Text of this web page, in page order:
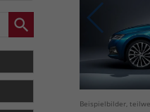
Beispielbilder,